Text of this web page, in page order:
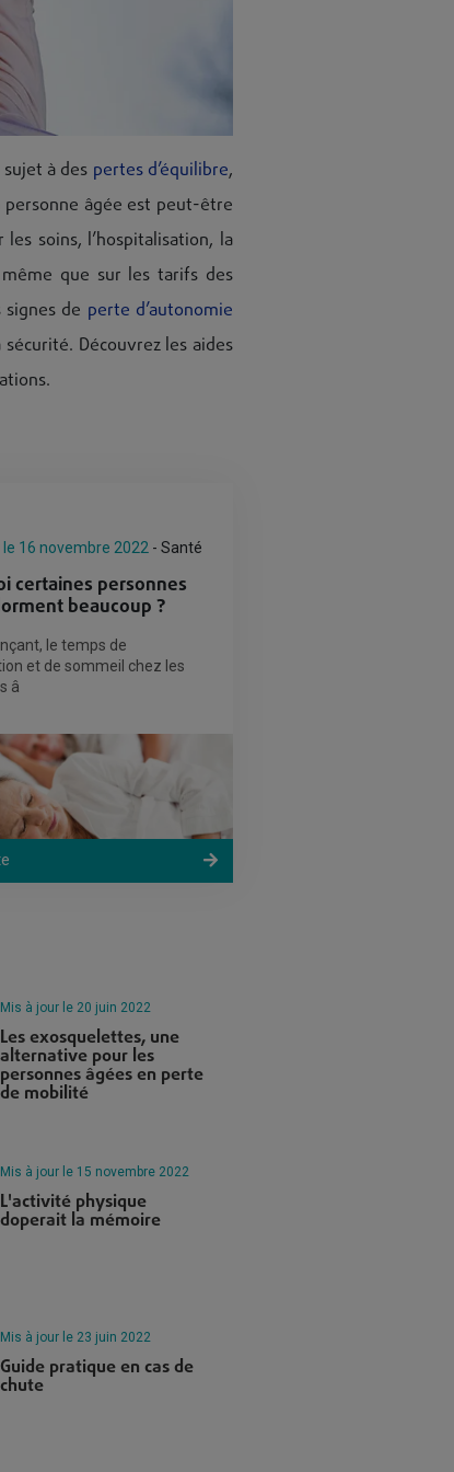
à des pertes d’équilibre,
âgée est peut-être
soins, l’hospitalisation, la
que sur les tarifs des
de perte d’autonomie
Découvrez les aides
le 16 novembre 2022 - Santé
certaines personnes
beaucoup ?
le temps de
et de sommeil chez les
â
Mis à jour le 20 juin 2022
Les exosquelettes, une
alternative pour les
personnes âgées en perte
de mobilité
Mis à jour le 15 novembre 2022
L'activité physique
doperait la mémoire
Mis à jour le 23 juin 2022
Guide pratique en cas de
chute